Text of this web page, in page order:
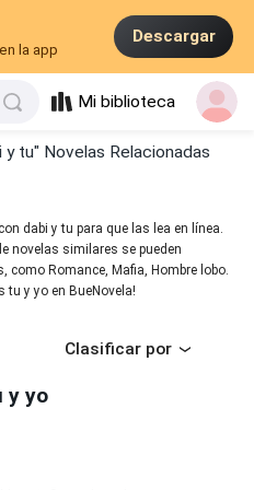
la app
Descargar
Mi biblioteca
y tu" Novelas Relacionadas
dabi y tu para que las lea en línea.
novelas similares se pueden
como Romance, Mafia, Hombre lobo.
tu y yo en BueNovela!
Clasificar por
y yo